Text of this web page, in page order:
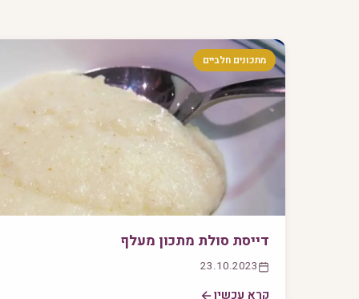
מתכונים חלביים
דייסת סולת מתכון מעלף
23.10.2023
קרא עכשיו